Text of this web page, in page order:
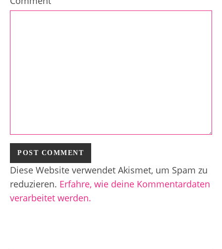
Diese Website verwendet Akismet, um Spam zu
reduzieren. Erfahre, wie deine Kommentardaten
verarbeitet werden.